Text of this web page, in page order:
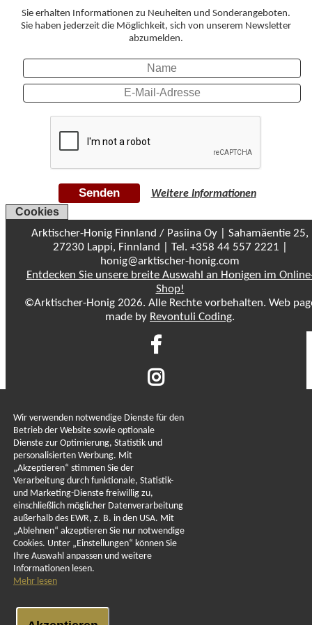
Sie erhalten Informationen zu Neuheiten und Sonderangeboten.
Sie haben jederzeit die Möglichkeit, sich von unserem Newsletter
abzumelden.
Senden Weitere Informationen
Cookies
Arktischer-Honig Finnland / Pasiina Oy | Sahamäentie 25,
27230 Lappi, Finnland | Tel. +358 44 557 2221 |
honig@arktischer-honig.com
Entdecken Sie unsere breite Auswahl an Honigen im
Shop!
©Arktischer-Honig 2026. Alle Rechte vorbehalten. Web
made by Revontuli Coding.
LEBENSMITTELKONTROLL
KONTAKT
REGISTERERKLÄRUNG
Wir verwenden notwendige Dienste für den
Betrieb der Website sowie optionale
Dienste zur Optimierung, Statistik und
personalisierten Werbung. Mit
„Akzeptieren“ stimmen Sie der
Verarbeitung durch funktionale, Statistik-
und Marketing-Dienste freiwillig zu,
einschließlich möglicher Datenverarbeitung
außerhalb des EWR, z. B. in den USA. Mit
„Ablehnen“ akzeptieren Sie nur notwendige
Cookies. Unter „Einstellungen“ können Sie
Ihre Auswahl anpassen und weitere
Informationen lesen.
Mehr lesen